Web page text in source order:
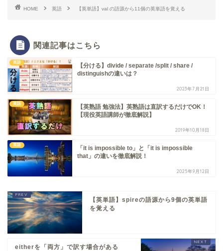
HOME 英語 【英単語】val の語源から11個の英単語を覚える
関連記事はこちら
英語
【分ける】divide / separate /split / share /
distinguishの違いは？
2023年7月21日
英語
【英熟語 勉強法】英熟語は直訳するだけでOK！
【現役英語講師が徹底解説】
2019年10月18日
英語
「it is impossible to」と「it is impossible
that」の違いを徹底解説！
2025年9月12日
【英単語】spireの語源から9個の英単語
を覚える
eitherを「両方」で訳す場合がある